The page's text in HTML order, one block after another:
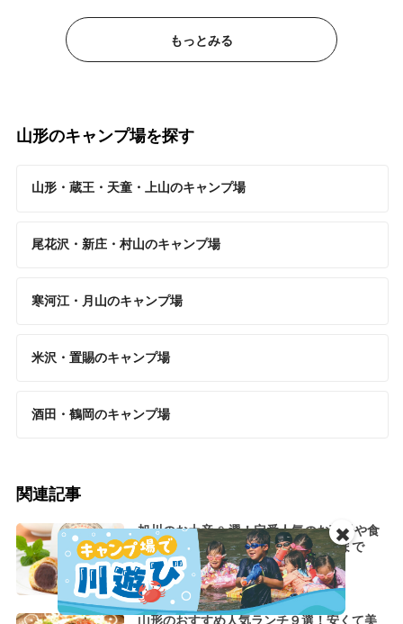
もっとみる
山形のキャンプ場を探す
山形・蔵王・天童・上山のキャンプ場
尾花沢・新庄・村山のキャンプ場
寒河江・月山のキャンプ場
米沢・置賜のキャンプ場
酒田・鶴岡のキャンプ場
関連記事
旭川のお土産9選！定番人気のお菓子や食
品・雑貨・旭川でしか買えないものまで
山形のおすすめ人気ランチ９選！安くて美
✖️